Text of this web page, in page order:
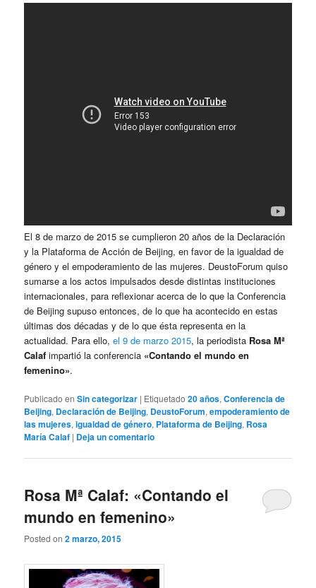
El 8 de marzo de 2015 se cumplieron 20 años de la Declaración
y la Plataforma de Acción de Beijing, en favor de la igualdad de
género y el empoderamiento de las mujeres. DeustoForum quiso
sumarse a los actos impulsados desde distintas instituciones
internacionales, para reflexionar acerca de lo que la Conferencia
de Beijing supuso entonces, de lo que ha acontecido en estas
últimas dos décadas y de lo que ésta representa en la
actualidad. Para ello,el 9 de marzo 2015, la periodista Rosa Mª
Calaf impartió la conferencia «Contando el mundo en
femenino».
Publicado en Sin categorizar | Etiquetado 20 años,Conferencia de
Beijing, Declaración de Beijing, DeustoForum,empoderamiento de
las mujeres,igualdad de género, Plataforma de Beijing, Rosa
María Calaf | Deja un comentario
Rosa Mª Calaf: «Contando el
mundo en femenino»
Posted on2 marzo, 2015